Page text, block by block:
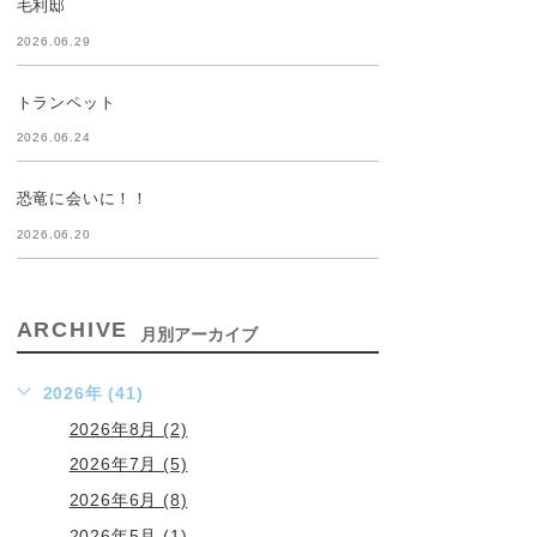
毛利邸
2026.06.29
トランペット
2026.06.24
恐竜に会いに！！
2026.06.20
ARCHIVE 月別アーカイブ
2026年 (41)
2026年8月 (2)
2026年7月 (5)
2026年6月 (8)